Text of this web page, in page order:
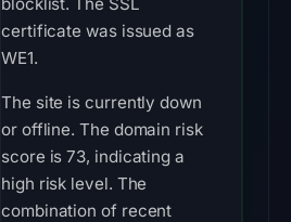
certificate was issued as
WE1.
The site is currently down
or offline. The domain risk
score is 73, indicating a
high risk level. The
combination of recent